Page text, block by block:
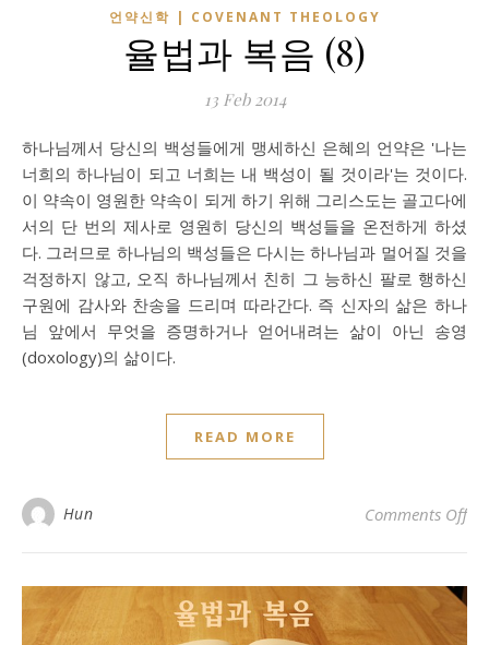
언약신학 | COVENANT THEOLOGY
율법과 복음 (8)
13 Feb 2014
하나님께서 당신의 백성들에게 맹세하신 은혜의 언약은 '나는
너희의 하나님이 되고 너희는 내 백성이 될 것이라'는 것이다.
이 약속이 영원한 약속이 되게 하기 위해 그리스도는 골고다에
서의 단 번의 제사로 영원히 당신의 백성들을 온전하게 하셨
다. 그러므로 하나님의 백성들은 다시는 하나님과 멀어질 것을
걱정하지 않고, 오직 하나님께서 친히 그 능하신 팔로 행하신
구원에 감사와 찬송을 드리며 따라간다. 즉 신자의 삶은 하나
님 앞에서 무엇을 증명하거나 얻어내려는 삶이 아닌 송영
(doxology)의 삶이다.
READ MORE
Hun Comments Offon